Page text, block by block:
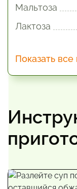
Мальтоза
Лактоза
Показать